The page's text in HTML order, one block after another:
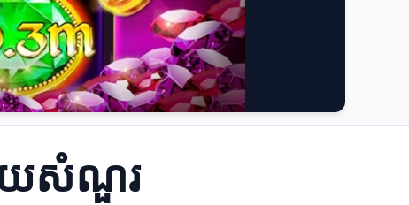
ើយសំណួរ